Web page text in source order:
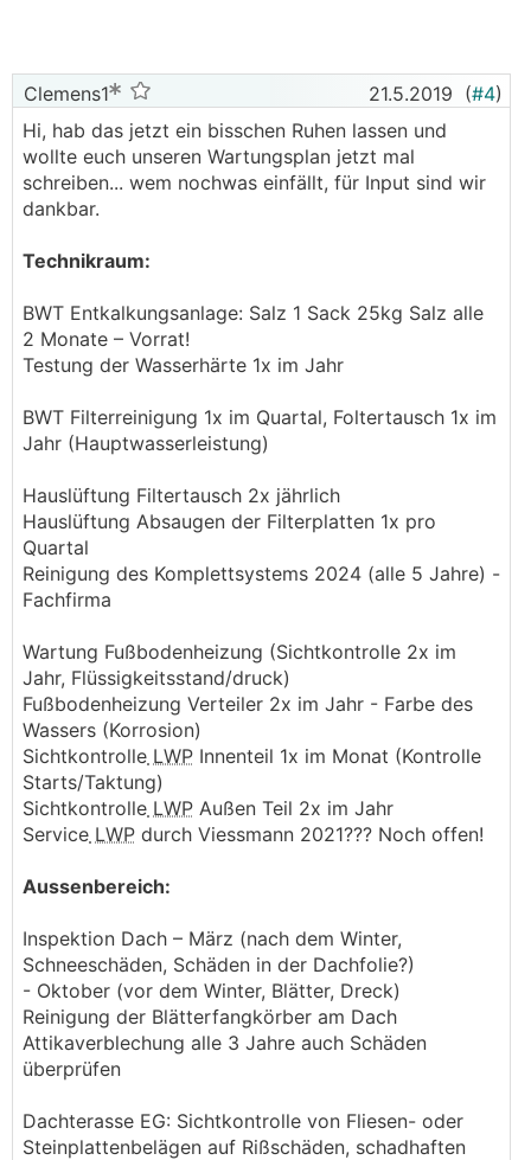
Clemens1 21.5.2019 (#4)
Hi, hab das jetzt ein bisschen Ruhen lassen und
wollte euch unseren Wartungsplan jetzt mal
schreiben... wem nochwas einfällt, für Input sind wir
dankbar.
Technikraum:
BWT Entkalkungsanlage: Salz 1 Sack 25kg Salz alle
2 Monate – Vorrat!
Testung der Wasserhärte 1x im Jahr
BWT Filterreinigung 1x im Quartal, Foltertausch 1x im
Jahr (Hauptwasserleistung)
Hauslüftung Filtertausch 2x jährlich
Hauslüftung Absaugen der Filterplatten 1x pro
Quartal
Reinigung des Komplettsystems 2024 (alle 5 Jahre) -
Fachfirma
Wartung Fußbodenheizung (Sichtkontrolle 2x im
Jahr, Flüssigkeitsstand/druck)
Fußbodenheizung Verteiler 2x im Jahr - Farbe des
Wassers (Korrosion)
Sichtkontrolle LWP Innenteil 1x im Monat (Kontrolle
Starts/Taktung)
Sichtkontrolle LWP Außen Teil 2x im Jahr
Service LWP durch Viessmann 2021??? Noch offen!
Aussenbereich:
Inspektion Dach – März (nach dem Winter,
Schneeschäden, Schäden in der Dachfolie?)
- Oktober (vor dem Winter, Blätter, Dreck)
Reinigung der Blätterfangkörber am Dach
Attikaverblechung alle 3 Jahre auch Schäden
überprüfen
Dachterasse EG: Sichtkontrolle von Fliesen- oder
Steinplattenbelägen auf Rißschäden, schadhaften